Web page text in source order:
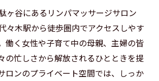
ヶ谷にあるリンパマッサージサロン
々木駅から徒歩圏内でアクセスしやす
働く女性や子育て中の母親、主婦の皆
の忙しさから解放されるひとときを提
ロンのプライベート空間では、しっか